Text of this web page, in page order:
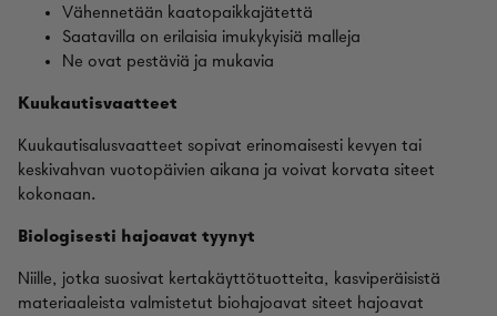
Vähennetään kaatopaikkajätettä
Saatavilla on erilaisia imukykyisiä malleja
Ne ovat pestäviä ja mukavia
Kuukautisvaatteet
Kuukautisalusvaatteet sopivat erinomaisesti kevyen tai
keskivahvan vuotopäivien aikana ja voivat korvata siteet
kokonaan.
Biologisesti hajoavat tyynyt
Niille, jotka suosivat kertakäyttötuotteita, kasviperäisistä
materiaaleista valmistetut biohajoavat siteet hajoavat